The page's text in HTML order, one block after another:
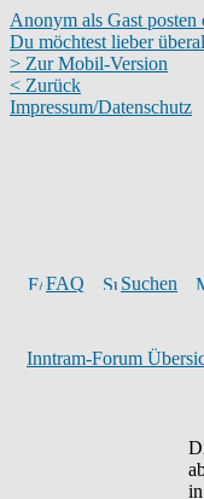
Anonym als Gast
Du möchtest lieber
> Zur Mobil-Version
< Zurück
Impressum/Datenschutz
FAQ Suchen
Inntram-Forum